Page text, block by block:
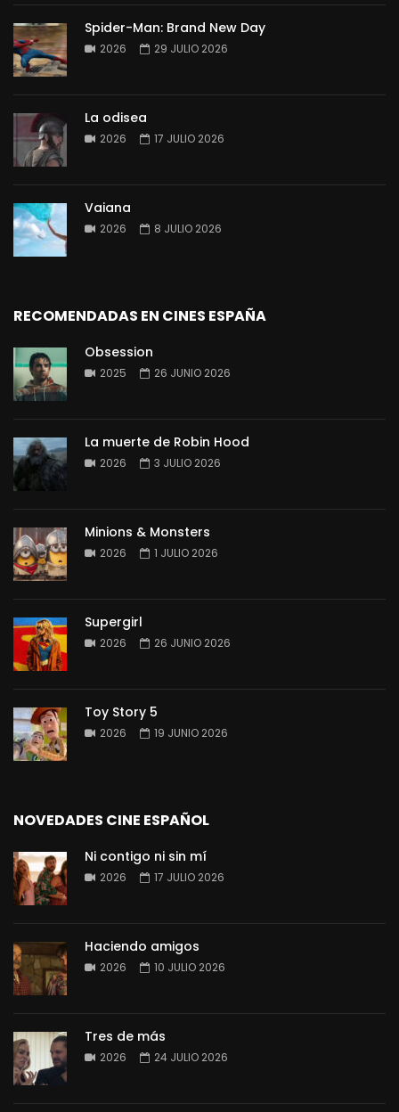
Spider-Man: Brand New Day
2026 29 JULIO 2026
La odisea
2026 17 JULIO 2026
Vaiana
2026 8 JULIO 2026
RECOMENDADAS EN CINES ESPAÑA
Obsession
2025 26 JUNIO 2026
La muerte de Robin Hood
2026 3 JULIO 2026
Minions & Monsters
2026 1 JULIO 2026
Supergirl
2026 26 JUNIO 2026
Toy Story 5
2026 19 JUNIO 2026
NOVEDADES CINE ESPAÑOL
Ni contigo ni sin mí
2026 17 JULIO 2026
Haciendo amigos
2026 10 JULIO 2026
Tres de más
2026 24 JULIO 2026